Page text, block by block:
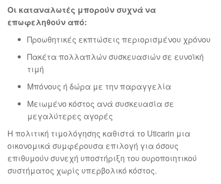
Οι καταναλωτές μπορούν συχνά να
επωφεληθούν από:
Προωθητικές εκπτώσεις περιορισμένου χρόνου
Πακέτα πολλαπλών συσκευασιών σε ευνοϊκή
τιμή
Μπόνους ή δώρα με την παραγγελία
Μειωμένο κόστος ανά συσκευασία σε
μεγαλύτερες αγορές
Η πολιτική τιμολόγησης καθιστά το Uticarin μια
οικονομικά συμφέρουσα επιλογή για όσους
επιθυμούν συνεχή υποστήριξη του ουροποιητικού
συστήματος χωρίς υπερβολικό κόστος.